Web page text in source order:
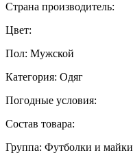
Страна производитель:
Цвет:
Пол: Мужской
Категория: Одяг
Погодные условия:
Состав товара:
Группа: Футболки и майки